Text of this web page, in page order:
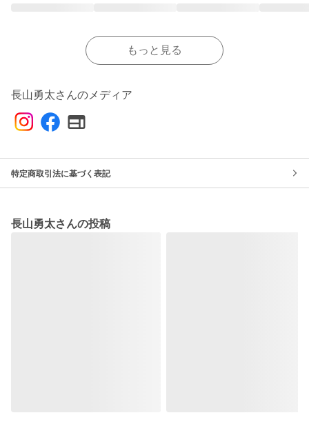
もっと見る
長山勇太さんのメディア
特定商取引法に基づく表記
長山勇太さんの投稿